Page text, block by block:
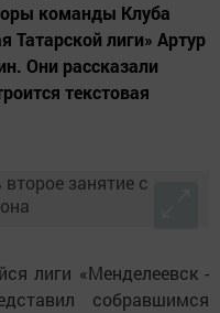
команды Клуба
Татарской лиги» Артур
Они рассказали
текстовая
лиги «Менделеевск -
собравшимся